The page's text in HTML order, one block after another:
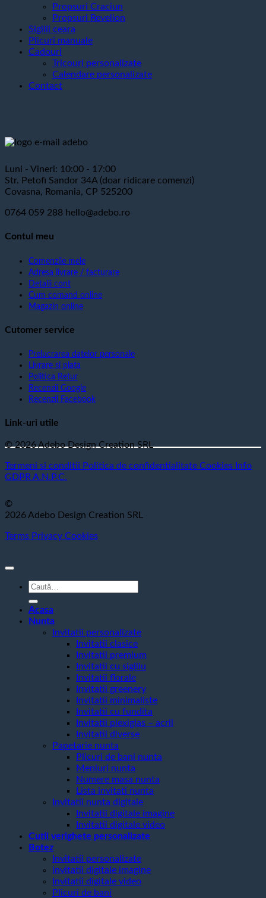
Propsuri Craciun
Propsuri Revelion
Sigilii ceara
Plicuri manuale
Cadouri
Tricouri personalizate
Calendare personalizate
Contact
Luni - Vineri: 10:00 - 17:00
Str. Petofi Sandor 34A (doar ridicare comenzi)
Covasna, Romania, CP 525200
0764 059 288 hello@adebo.ro
Contul meu
Comenzile mele
Adresa livrare / facturare
Detalii cont
Cum comand online
Magazin online
Cutomer service
Prelucrarea datelor personale
Livrare si plata
Politica Retur
Recenzii Google
Recenzii Facebook
Link-uri utile
© 2026 Adebo Design Creation SRL
Termeni si conditii Politica de confidentialitate Cookies Info
GDPR A.N.P.C.
©
2026 Adebo Design Creation SRL
Terms Privacy Cookies
Caută
după:
Acasa
Nunta
Invitatii personalizate
Invitatii clasice
Invitatii premium
Invitatii cu sigiliu
Invitatii florale
Invitatii greenery
Invitatii minimaliste
Invitatii cu fundita
Invitatii plexiglas – acril
Invitatii diverse
Papetarie nunta
Plicuri de bani nunta
Meniuri nunta
Numere masa nunta
Lista invitati nunta
Invitatii nunta digitale
Invitatii digitale imagine
Invitatii digitale video
Cutii verighete personalizate
Botez
Invitatii personalizate
invitatii digitale imagine
Invitatii digitale video
Plicuri de bani